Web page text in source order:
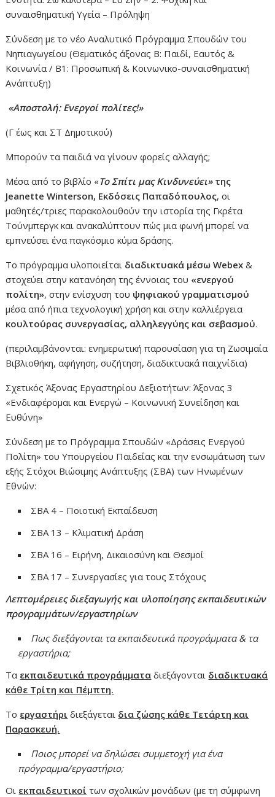
συναισθηματική Υγεία – Πρόληψη
Σύνδεση με το νέο Αναλυτικό Πρόγραμμα Σπουδών του
Νηπιαγωγείου (Θεματικός άξονας Β: Παιδί, Εαυτός &
Κοινωνία / Β1: Προσωπική & Κοινωνικο-συναισθηματική
Ανάπτυξη)
«Αποστολή: Ενεργοί πολίτες!»
(Γ έως και ΣΤ Δημοτικού)
Μπορούν τα παιδιά να γίνουν φορείς αλλαγής;
Μέσα από το βιβλίο «Το Σπίτι μας Κινδυνεύει» της
Jeanette Winterson, Εκδόσεις Παπαδόπουλος, οι
μαθητές/τριες παρακολουθούν την ιστορία της Γκρέτα
Τούνμπεργκ και ανακαλύπτουν πώς μια φωνή μπορεί να
εμπνεύσει ένα παγκόσμιο κύμα δράσης.
Το πρόγραμμα υλοποιείται διαδικτυακά μέσω Webex&
στοχεύει στην κατανόηση της έννοιας του «ενεργού
πολίτη», στην ενίσχυση του ψηφιακού γραμματισμού
μέσα από ήπια τεχνολογική χρήση και στην καλλιέργεια
κουλτούρας συνεργασίας, αλληλεγγύης και σεβασμού.
(περιλαμβάνονται: ενημερωτική παρουσίαση για τη Ζωσιμαία
Βιβλιοθήκη, αφήγηση, συζήτηση, διαδικτυακά παιχνίδια)
Σχετικός Άξονας Εργαστηρίου Δεξιοτήτων: Άξονας 3
«Ενδιαφέρομαι και Ενεργώ – Κοινωνική Συνείδηση και
Ευθύνη»
Σύνδεση με το Πρόγραμμα Σπουδών «Δράσεις Ενεργού
Πολίτη» του Υπουργείου Παιδείας και την ενσωμάτωση των
εξής Στόχοι Βιώσιμης Ανάπτυξης (ΣΒΑ) των Ηνωμένων
Εθνών:
ΣΒΑ 4 – Ποιοτική Εκπαίδευση
ΣΒΑ 13 – Κλιματική Δράση
ΣΒΑ 16 – Ειρήνη, Δικαιοσύνη και Θεσμοί
ΣΒΑ 17 – Συνεργασίες για τους Στόχους
Λεπτομέρειες διεξαγωγής και υλοποίησηςεκπαιδευτικών
προγραμμάτων/εργαστηρίων
Πως διεξάγονται τα εκπαιδευτικά προγράμματα & τα
εργαστήρια;
Τα εκπαιδευτικά προγράμματα διεξάγονται διαδικτυακά
κάθε Τρίτη και Πέμπτη.
Το εργαστήρι διεξάγεται δια ζώσης κάθε Τετάρτη και
Παρασκευή.
Ποιος μπορεί να δηλώσει συμμετοχή για ένα
πρόγραμμα/εργαστήριο;
Οι εκπαιδευτικοί των σχολικών μονάδων (με τη σύμφωνη